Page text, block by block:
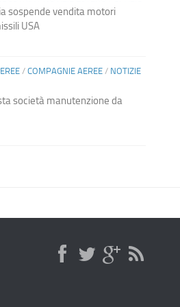
sospende vendita motori
USA
/ COMPAGNIE AEREE/ NOTIZIE
società manutenzione da